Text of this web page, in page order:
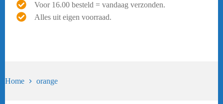
Voor 16.00 besteld = vandaag verzonden.
Alles uit eigen voorraad.
Home orange